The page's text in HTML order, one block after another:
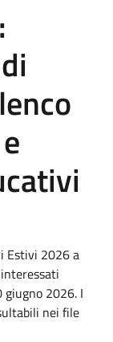
Estivi 2026 a
giugno 2026. I
nei file